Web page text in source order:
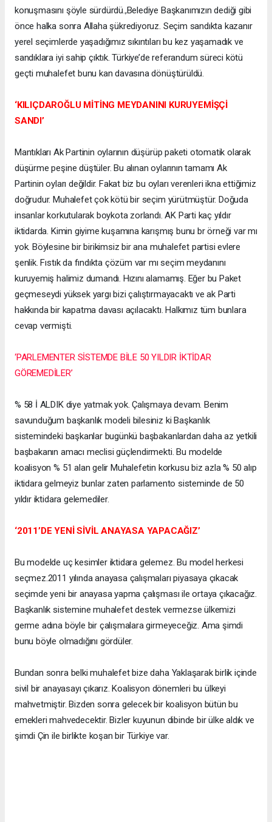
konuşmasını şöyle sürdürdü.,Belediye Başkanımızın dediği gibi
önce halka sonra Allaha şükrediyoruz. Seçim sandıkta kazanır
yerel seçimlerde yaşadığımız sıkıntıları bu kez yaşamadık ve
sandıklara iyi sahip çıktık. Türkiye’de referandum süreci kötü
geçti muhalefet bunu kan davasına dönüştürüldü.
‘KILIÇDAROĞLU MİTİNG MEYDANINI KURUYEMİŞÇİ
SANDI’
Mantıkları Ak Partinin oylarının düşürüp paketi otomatik olarak
düşürme peşine düştüler. Bu alınan oylarının tamamı Ak
Partinin oyları değildir. Fakat biz bu oyları verenleri ikna ettiğimiz
doğrudur. Muhalefet çok kötü bir seçim yürütmüştür. Doğuda
insanlar korkutularak boykota zorlandı. AK Parti kaç yıldır
iktidarda. Kimin giyime kuşamına karışmış bunu br örneği var mı
yok. Böylesine bir birikimsiz bir ana muhalefet partisi evlere
şenlik. Fıstık da fındıkta çözüm var mı seçim meydanını
kuruyemiş halimiz dumandı. Hızını alamamış. Eğer bu Paket
geçmeseydi yüksek yargı bizi çalıştırmayacaktı ve ak Parti
hakkında bir kapatma davası açılacaktı. Halkımız tüm bunlara
cevap vermişti.
‘PARLEMENTER SİSTEMDE BİLE 50 YILDIR İKTİDAR
GÖREMEDİLER’
% 58 İ ALDIK diye yatmak yok. Çalışmaya devam. Benim
savunduğum başkanlık modeli bilesiniz ki Başkanlık
sistemindeki başkanlar bugünkü başbakanlardan daha az yetkili
başbakanın amacı meclisi güçlendirmekti. Bu modelde
koalisyon % 51 alan gelir Muhalefetin korkusu biz azla % 50 alıp
iktidara gelmeyiz bunlar zaten parlamento sisteminde de 50
yıldır iktidara gelemediler.
‘2011’DE YENİ SİVİL ANAYASA YAPACAĞIZ’
Bu modelde uç kesimler iktidara gelemez. Bu model herkesi
seçmez.2011 yılında anayasa çalışmaları piyasaya çıkacak
seçimde yeni bir anayasa yapma çalışması ile ortaya çıkacağız.
Başkanlık sistemine muhalefet destek vermezse ülkemizi
germe adına böyle bir çalışmalara girmeyeceğiz. Ama şimdi
bunu böyle olmadığını gördüler.
Bundan sonra belki muhalefet bize daha Yaklaşarak birlik içinde
sivil bir anayasayı çıkarız. Koalisyon dönemleri bu ülkeyi
mahvetmiştir. Bizden sonra gelecek bir koalisyon bütün bu
emekleri mahvedecektir. Bizler kuyunun dibinde bir ülke aldık ve
şimdi Çin ile birlikte koşan bir Türkiye var.